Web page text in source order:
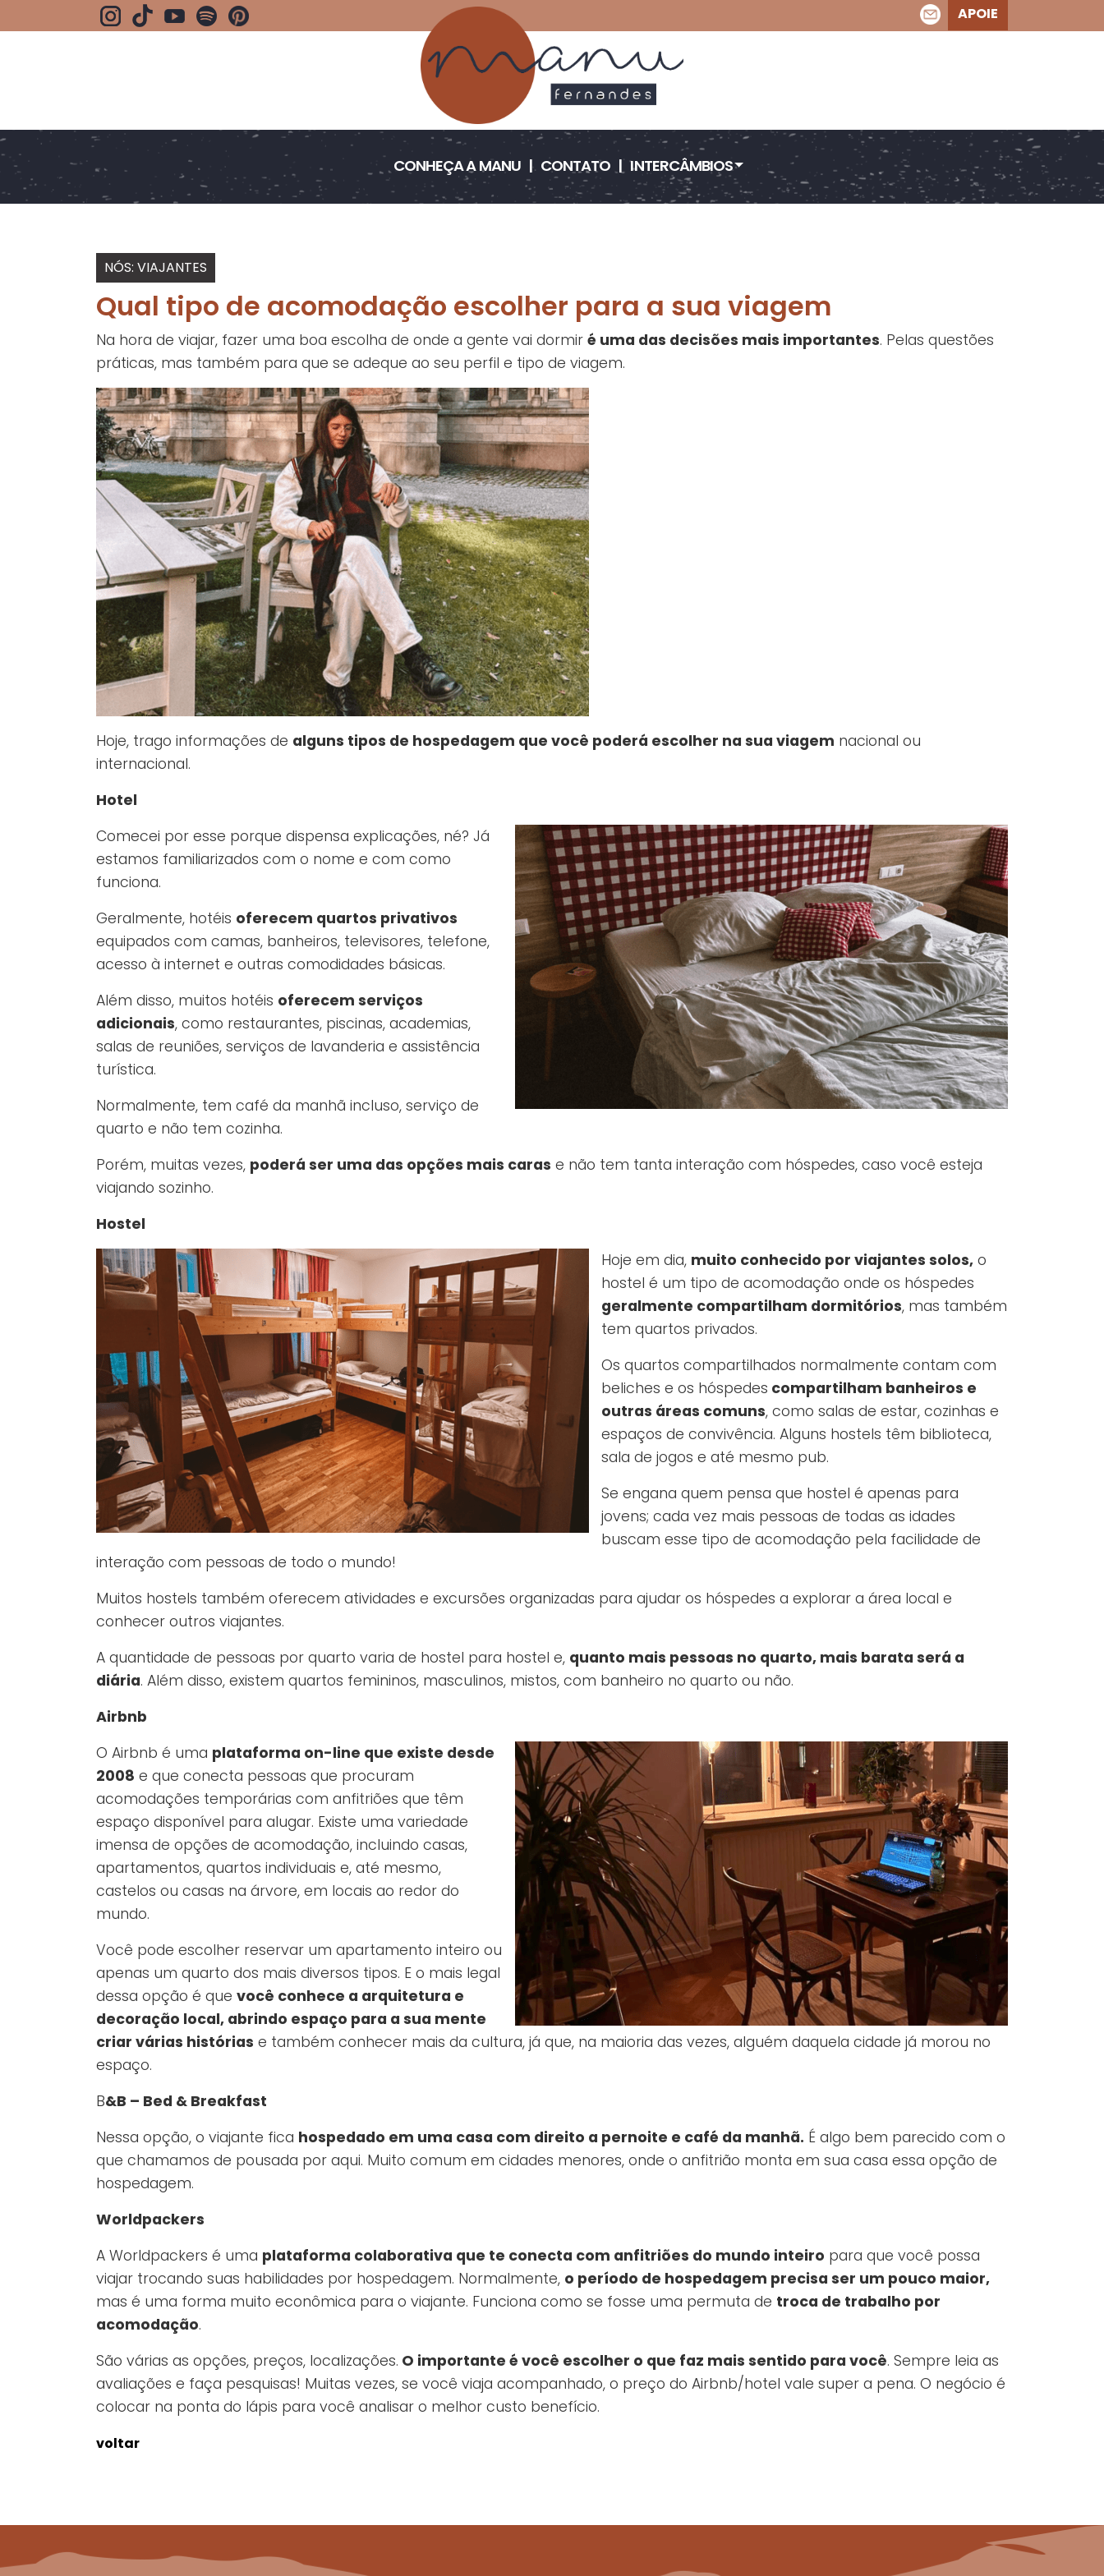
APOIE
CONHEÇA A MANU CONTATO INTERCÂMBIOS
NÓS: VIAJANTES
Qual tipo de acomodação escolher para a sua viagem
Na hora de viajar, fazer uma boa escolha de onde a gente vai dormir é uma das decisões mais importantes. Pelas questões
práticas, mas também para que se adeque ao seu perfil e tipo de viagem.
Hoje, trago informações de alguns tipos de hospedagem que você poderá escolher na sua viagem nacional ou
internacional.
Hotel
Comecei por esse porque dispensa explicações, né? Já
estamos familiarizados com o nome e com como
funciona.
Geralmente, hotéis oferecem quartos privativos
equipados com camas, banheiros, televisores, telefone,
acesso à internet e outras comodidades básicas.
Além disso, muitos hotéis oferecem serviços
adicionais, como restaurantes, piscinas, academias,
salas de reuniões, serviços de lavanderia e assistência
turística.
Normalmente, tem café da manhã incluso, serviço de
quarto e não tem cozinha.
Porém, muitas vezes, poderá ser uma das opções mais caras e não tem tanta interação com hóspedes, caso você esteja
viajando sozinho.
Hostel
Hoje em dia, muito conhecido por viajantes solos, o
hostel é um tipo de acomodação onde os hóspedes
geralmente compartilham dormitórios, mas também
tem quartos privados.
Os quartos compartilhados normalmente contam com
beliches e os hóspedes compartilham banheiros e
outras áreas comuns, como salas de estar, cozinhas e
espaços de convivência. Alguns hostels têm biblioteca,
sala de jogos e até mesmo pub.
Se engana quem pensa que hostel é apenas para
jovens; cada vez mais pessoas de todas as idades
buscam esse tipo de acomodação pela facilidade de
interação com pessoas de todo o mundo!
Muitos hostels também oferecem atividades e excursões organizadas para ajudar os hóspedes a explorar a área local e
conhecer outros viajantes.
A quantidade de pessoas por quarto varia de hostel para hostel e, quanto mais pessoas no quarto, mais barata será a
diária. Além disso, existem quartos femininos, masculinos, mistos, com banheiro no quarto ou não.
Airbnb
O Airbnb é uma plataforma on-line que existe desde
2008 e que conecta pessoas que procuram
acomodações temporárias com anfitriões que têm
espaço disponível para alugar. Existe uma variedade
imensa de opções de acomodação, incluindo casas,
apartamentos, quartos individuais e, até mesmo,
castelos ou casas na árvore, em locais ao redor do
mundo.
Você pode escolher reservar um apartamento inteiro ou
apenas um quarto dos mais diversos tipos. E o mais legal
dessa opção é que você conhece a arquitetura e
decoração local, abrindo espaço para a sua mente
criar várias histórias e também conhecer mais da cultura, já que, na maioria das vezes, alguém daquela cidade já morou no
espaço.
B&B – Bed & Breakfast
Nessa opção, o viajante fica hospedado em uma casa com direito a pernoite e café da manhã. É algo bem parecido com o
que chamamos de pousada por aqui. Muito comum em cidades menores, onde o anfitrião monta em sua casa essa opção de
hospedagem.
Worldpackers
A Worldpackers é uma plataforma colaborativa que te conecta com anfitriões do mundo inteiro para que você possa
viajar trocando suas habilidades por hospedagem. Normalmente, o período de hospedagem precisa ser um pouco maior,
mas é uma forma muito econômica para o viajante. Funciona como se fosse uma permuta de troca de trabalho por
acomodação.
São várias as opções, preços, localizações. O importante é você escolher o que faz mais sentido para você. Sempre leia as
avaliações e faça pesquisas! Muitas vezes, se você viaja acompanhado, o preço do Airbnb/hotel vale super a pena. O negócio é
colocar na ponta do lápis para você analisar o melhor custo benefício.
voltar